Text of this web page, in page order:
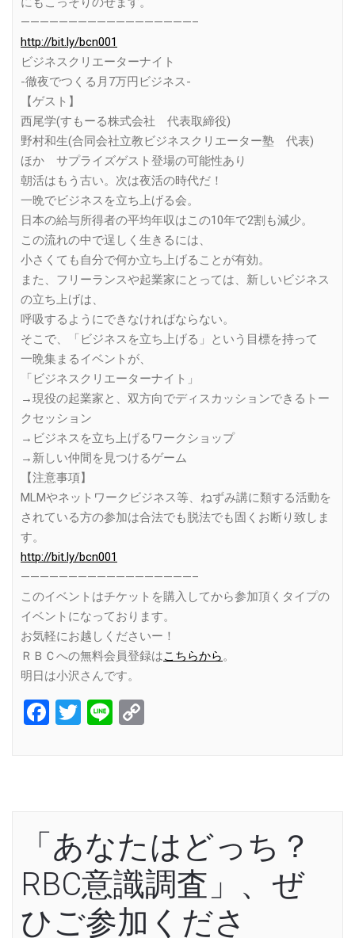
——————————————————–
http://bit.ly/bcn001
ビジネスクリエーターナイト
-徹夜でつくる月7万円ビジネス-
【ゲスト】
西尾学(すもーる株式会社 代表取締役)
野村和生(合同会社立教ビジネスクリエーター塾 代表)
ほか サプライズゲスト登場の可能性あり
朝活はもう古い。次は夜活の時代だ！
一晩でビジネスを立ち上げる会。
日本の給与所得者の平均年収はこの10年で2割も減少。
この流れの中で逞しく生きるには、
小さくても自分で何か立ち上げることが有効。
また、フリーランスや起業家にとっては、新しいビジネス
の立ち上げは、
呼吸するようにできなければならない。
そこで、「ビジネスを立ち上げる」という目標を持って
一晩集まるイベントが、
「ビジネスクリエーターナイト」
→現役の起業家と、双方向でディスカッションできるトー
クセッション
→ビジネスを立ち上げるワークショップ
→新しい仲間を見つけるゲーム
【注意事項】
MLMやネットワークビジネス等、ねずみ講に類する活動を
されている方の参加は合法でも脱法でも固くお断り致しま
す。
http://bit.ly/bcn001
——————————————————–
このイベントはチケットを購入してから参加頂くタイプの
イベントになっております。
お気軽にお越しくださいー！
ＲＢＣへの無料会員登録はこちらから 。
明日は小沢さんです。
Facebook
Twitter
Line
「あなたはどっち？
RBC意識調査」、ぜ
ひご参加くださ